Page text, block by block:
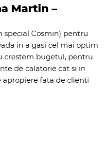
Martin –
special Cosmin) pentru
in a gasi cel mai optim
crestem bugetul, pentru
de calatorie cat si in
fata de clienti